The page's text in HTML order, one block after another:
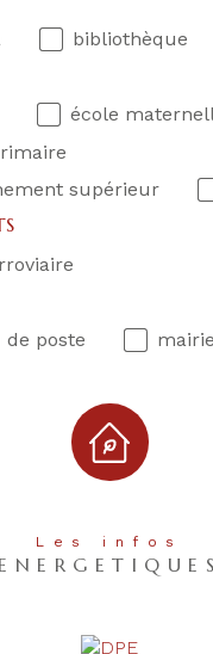
Les infos
ENERGETIQUES
bibliothèque
école
supérieur
poste mairie